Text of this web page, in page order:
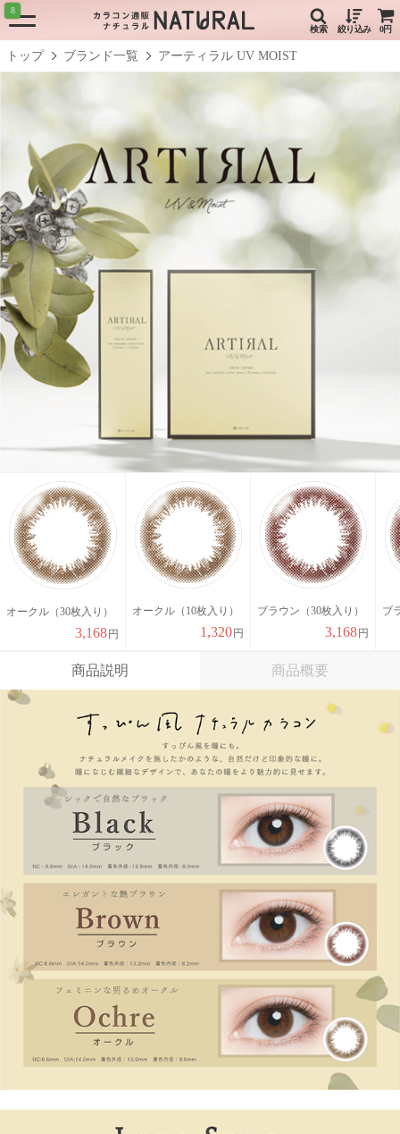
検索 絞り込み 0円
8
トップ ブランド一覧 アーティラル UV MOIST
オークル（30枚入り）
3,168円
オークル（10枚入り）
1,320円
ブラウン（30枚入り）
3,168円
ブ
商品説明 商品概要